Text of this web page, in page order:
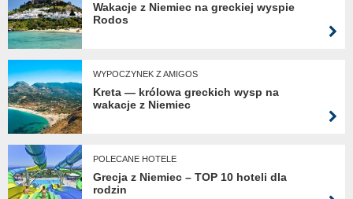
Wakacje z Niemiec na greckiej wyspie
Rodos
WYPOCZYNEK Z AMIGOS
Kreta — królowa greckich wysp na
wakacje z Niemiec
POLECANE HOTELE
Grecja z Niemiec – TOP 10 hoteli dla
rodzin